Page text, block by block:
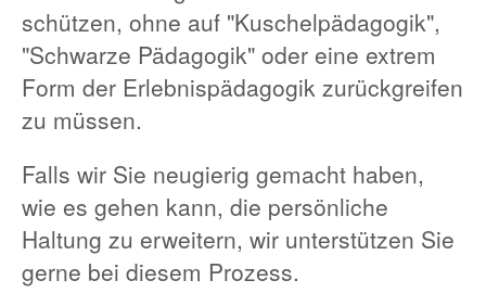
schützen, ohne auf "Kuschelpädagogik",
"Schwarze Pädagogik" oder eine extrem
Form der Erlebnispädagogik zurückgreifen
zu müssen.
Falls wir Sie neugierig gemacht haben,
wie es gehen kann, die persönliche
Haltung zu erweitern, wir unterstützen Sie
gerne bei diesem Prozess.